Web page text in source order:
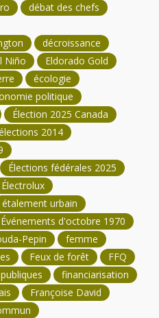
débat des chefs
décroissance
Niño
Eldorado Gold
écologie
politique
Élection 2025 Canada
2014
Élections fédérales 2025
Électrolux
étalement urbain
Événements d'octobre 1970
Pepin
femme
Feux de forêt
FFQ
financiarisation
Françoise David